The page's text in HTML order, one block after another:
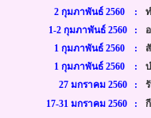
2 กุมภาพันธ์ 2560 :
1-2 กุมภาพันธ์ 2560 :
1 กุมภาพันธ์ 2560 :
1 กุมภาพันธ์ 2560 :
27 มกราคม 2560 :
17-31 มกราคม 2560 :